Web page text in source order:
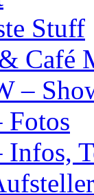
Stuff
Café
–
Fotos